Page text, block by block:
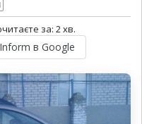
за: 2хв.
в Google